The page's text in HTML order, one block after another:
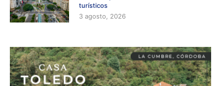
turísticos
3 agosto, 2026